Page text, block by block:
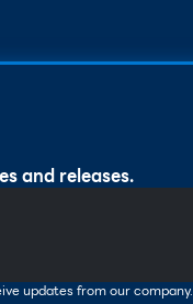
and releases.
updates from our company.